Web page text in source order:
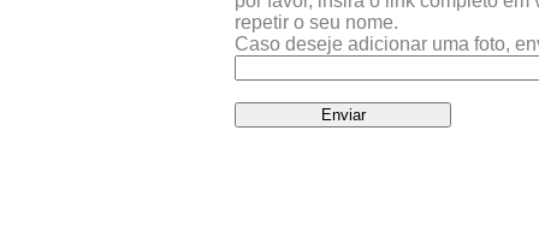
repetir o seu nome.
Caso deseje adicionar uma foto,